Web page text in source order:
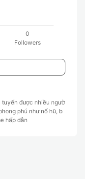
0
Followers
tuyến được nhiều ngườ
phú như nổ hũ, b
hấp dẫn